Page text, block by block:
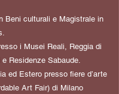
Beni culturali e Magistrale in
i Musei Reali, Reggia di
Residenze Sabaude.
ed Estero presso fiere d’arte
Art Fair) di Milano